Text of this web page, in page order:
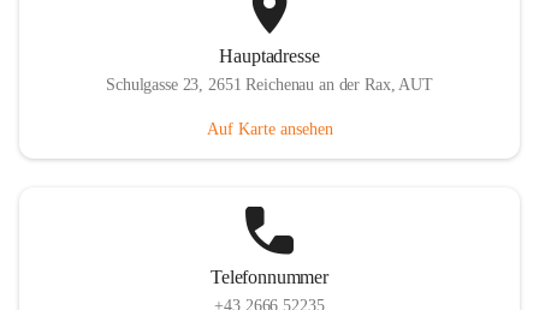
Hauptadresse
Schulgasse 23, 2651 Reichenau an der Rax, AUT
Auf Karte ansehen
Telefonnummer
+43 2666 52235